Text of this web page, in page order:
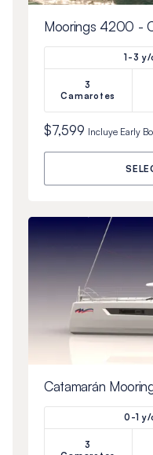
Moorings 4200 -
1-3 y/
3
Camarotes
$7,599 Incluye Early
Catamarán
0-1 y/
3